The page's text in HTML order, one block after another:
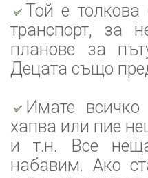
Той е
транспорт, за
планове за
Децата също
Имате
хапва или пие
и т.н. Все
набавим. Ако